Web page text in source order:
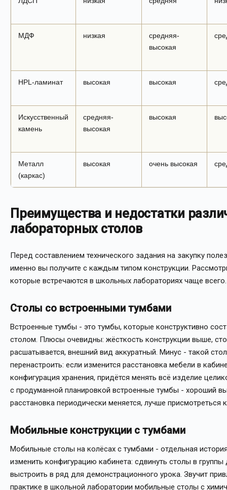
МДФ низкая
средняя-
высокая
HPL-ламинат высокая высокая
Искусственный
камень
средняя-
высокая
высокая
Металл
(каркас)
высокая очень высокая
Преимущества и недостатки
лабораторных столов
Перед составлением технического задания на закупку
именно вы получите с каждым типом конструкции.
которые встречаются в школьных лабораториях чаще всего.
Столы со встроенными тумбами
Встроенные тумбы - это тумбы, которые конструктивно
столом. Плюсы очевидны: жёсткость конструкции выше,
расшатывается, внешний вид аккуратный. Минус - такой
перенастроить: если изменится расстановка мебели в
конфигурация хранения, придётся менять всё изделие
с продуманной планировкой встроенные тумбы - хороший
расстановка периодически меняется, лучше присмотреться
Мобильные конструкции с тумбами
Мобильные столы на колёсах с тумбами - отдельная
изменить конфигурацию кабинета: сдвинуть столы в
выстроить в ряд для демонстрационного урока. Звучит
практике в школьной лаборатории мобильные столы с